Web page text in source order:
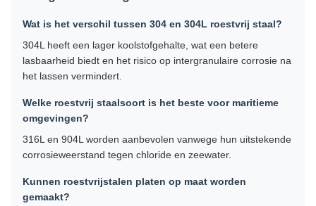
Wat is het verschil tussen 304 en 304L roestvrij staal?
304L heeft een lager koolstofgehalte, wat een betere
lasbaarheid biedt en het risico op intergranulaire corrosie na
het lassen vermindert.
Welke roestvrij staalsoort is het beste voor maritieme
omgevingen?
316L en 904L worden aanbevolen vanwege hun uitstekende
corrosieweerstand tegen chloride en zeewater.
Kunnen roestvrijstalen platen op maat worden
gemaakt?